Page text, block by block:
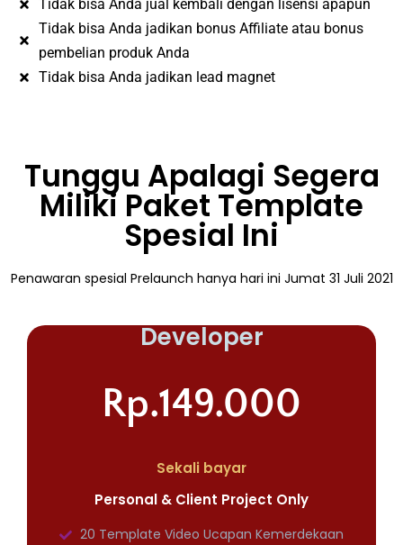
Tidak bisa Anda jual kembali dengan lisensi apapun
Tidak bisa Anda jadikan bonus Affiliate atau bonus
pembelian produk Anda
Tidak bisa Anda jadikan lead magnet
Tunggu Apalagi Segera
Miliki Paket Template
Spesial Ini
Penawaran spesial Prelaunch hanya hari ini Jumat 31 Juli 2021
Developer
Rp.149.000
Sekali bayar
Personal & Client Project Only
20 Template Video Ucapan Kemerdekaan